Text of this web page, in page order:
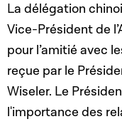
La délégation
Vice-Président de
pour l’amitié avec
reçue par le
Wiseler. Le
l'importance des